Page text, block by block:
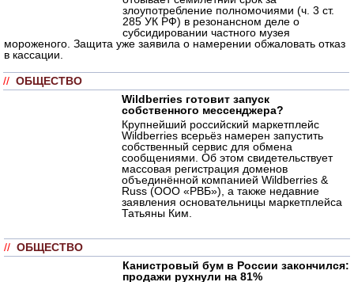
злоупотребление полномочиями (ч. 3 ст.
285 УК РФ) в резонансном деле о
субсидировании частного музея
мороженого. Защита уже заявила о намерении обжаловать отказ
в кассации.
// ОБЩЕСТВО
Wildberries готовит запуск
собственного мессенджера?
Крупнейший российский маркетплейс
Wildberries всерьёз намерен запустить
собственный сервис для обмена
сообщениями. Об этом свидетельствует
массовая регистрация доменов
объединённой компанией Wildberries &
Russ (ООО «РВБ»), а также недавние
заявления основательницы маркетплейса
Татьяны Ким.
// ОБЩЕСТВО
Канистровый бум в России закончился:
продажи рухнули на 81%